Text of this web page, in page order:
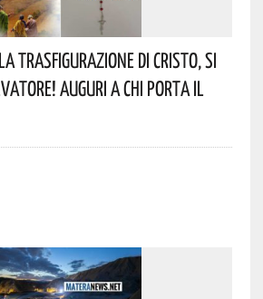
Trasfigurazione Di Cristo, Si
Auguri A Chi Porta Il